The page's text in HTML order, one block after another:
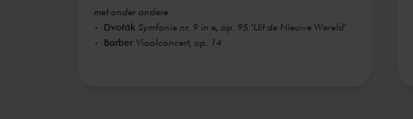
met onder andere
Dvořák Symfonie nr. 9 in e, op. 95 'Uit de Nieuwe Wereld'
Barber Vioolconcert, op. 14